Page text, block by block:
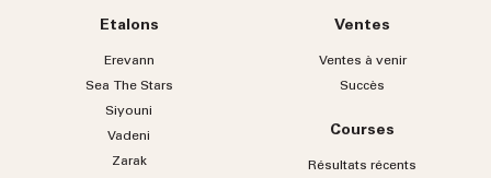
Etalons
Erevann
Sea TheStars
Siyouni
Vadeni
Zarak
Ventes
Ventes à venir
Succès
Courses
Résultats récents